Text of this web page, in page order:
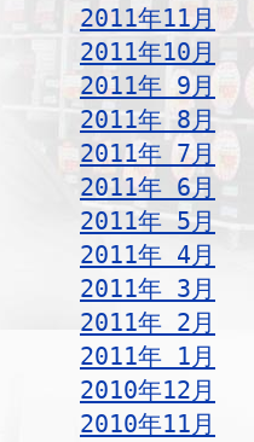
2011年11月
2011年10月
2011年 9月
2011年 8月
2011年 7月
2011年 6月
2011年 5月
2011年 4月
2011年 3月
2011年 2月
2011年 1月
2010年12月
2010年11月